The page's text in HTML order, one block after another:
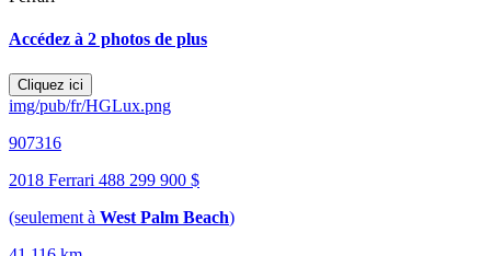
Accédez à 2 photos de plus
Cliquez ici
img/pub/fr/HGLux.png
907316
2018 Ferrari 488 299 900 $
(seulement à West Palm Beach)